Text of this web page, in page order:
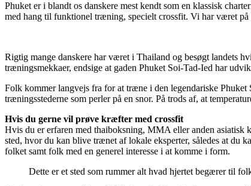
Phuket er i blandt os danskere mest kendt som en klassisk
med hang til funktionel træning, specielt crossfit. Vi har været på
Rigtig mange danskere har været i Thailand og besøgt landets
træningsmekkaer, endsige at gaden Phuket Soi-Tad-Ied har
Folk kommer langvejs fra for at træne i den legendariske
træningsstederne som perler på en snor. På trods af, at
Hvis du gerne vil prøve kræfter med crossfit
Hvis du er erfaren med thaiboksning, MMA eller anden asiatisk
sted, hvor du kan blive trænet af lokale eksperter, således at du
folket samt folk med en generel interesse i at komme i form.
Dette er et sted som rummer alt hvad hjertet begærer til